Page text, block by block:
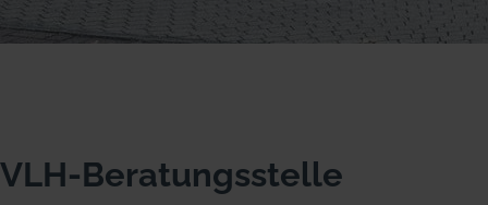
VLH-Beratungsstelle